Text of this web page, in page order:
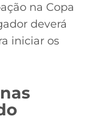
na Copa
deverá
iniciar os